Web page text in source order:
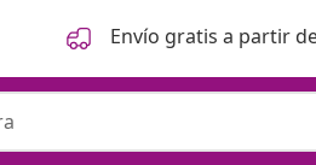
Envío gratis a partir